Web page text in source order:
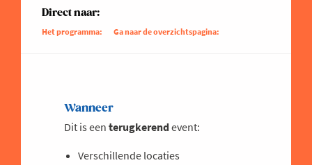
Direct naar:
Het programma: Ga naar de overzichtspagina:
Wanneer
Dit is een terugkerendevent:
Verschillende locaties